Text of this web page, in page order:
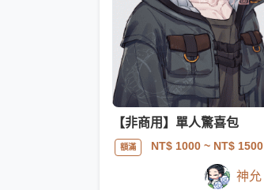
【非商用】單人驚喜包
額滿 NT$ 1000~ NT$ 1500
神允